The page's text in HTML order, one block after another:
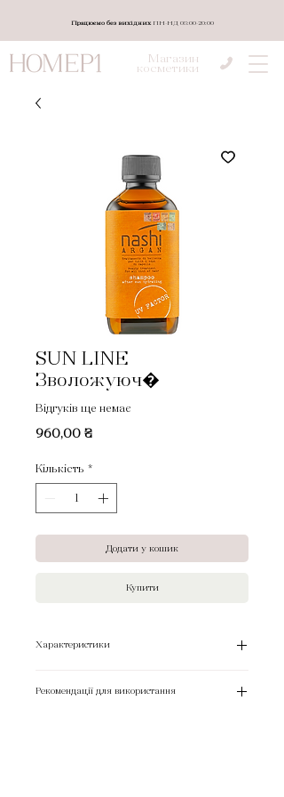
Працюємо без вихіднихПН-НД 08:00-20:00
Магазин
косметики
SUN LINE
Зволожуюч�
Відгуків ще немає
960,00 ₴Ціна
Кількість *
Додати у кошик
Купити
Характеристики
Тип товару:
Рекомендації для використання